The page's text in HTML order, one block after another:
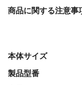
商品に関する注意事
本体サイズ
製品型番